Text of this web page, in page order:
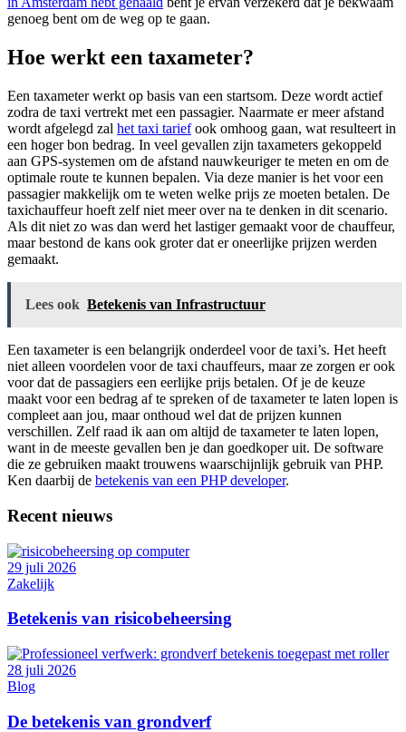
genoeg bent om de weg op te gaan.
Hoe werkt een taxameter?
Een taxameter werkt op basis van een startsom. Deze wordt actief
zodra de taxi vertrekt met een passagier. Naarmate er meer afstand
wordt afgelegd zal het taxi tariefook omhoog gaan, wat resulteert in
een hoger bon bedrag. In veel gevallen zijn taxameters gekoppeld
aan GPS-systemen om de afstand nauwkeuriger te meten en om de
optimale route te kunnen bepalen. Via deze manier is het voor een
passagier makkelijk om te weten welke prijs ze moeten betalen. De
taxichauffeur hoeft zelf niet meer over na te denken in dit scenario.
Als dit niet zo was dan werd het lastiger gemaakt voor de chauffeur,
maar bestond de kans ook groter dat er oneerlijke prijzen werden
gemaakt.
Lees ook Betekenis van Infrastructuur
Een taxameter is een belangrijk onderdeel voor de taxi’s. Het heeft
niet alleen voordelen voor de taxi chauffeurs, maar ze zorgen er ook
voor dat de passagiers een eerlijke prijs betalen. Of je de keuze
maakt voor een bedrag af te spreken of de taxameter te laten lopen is
compleet aan jou, maar onthoud wel dat de prijzen kunnen
verschillen. Zelf raad ik aan om altijd de taxameter te laten lopen,
want in de meeste gevallen ben je dan goedkoper uit. De software
die ze gebruiken maakt trouwens waarschijnlijk gebruik van PHP.
Ken daarbij de betekenis van een PHP developer.
Recent nieuws
29 juli 2026
Zakelijk
Betekenis van risicobeheersing
28 juli 2026
Blog
De betekenis van grondverf